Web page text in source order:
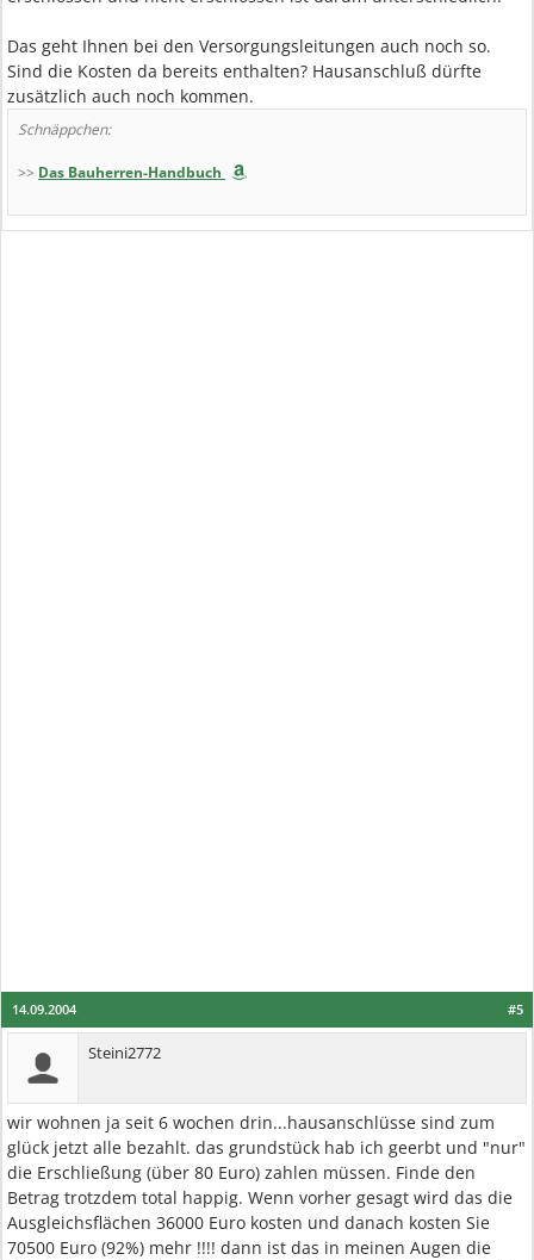
Das geht Ihnen bei den Versorgungsleitungen auch noch so.
Sind die Kosten da bereits enthalten? Hausanschluß dürfte
zusätzlich auch noch kommen.
Schnäppchen:
>> Das Bauherren-Handbuch
#5
14.09.2004
Steini2772
wir wohnen ja seit 6 wochen drin...hausanschlüsse sind zum
glück jetzt alle bezahlt. das grundstück hab ich geerbt und "nur"
die Erschließung (über 80 Euro) zahlen müssen. Finde den
Betrag trotzdem total happig. Wenn vorher gesagt wird das die
Ausgleichsflächen 36000 Euro kosten und danach kosten Sie
70500 Euro (92%) mehr !!!! dann ist das in meinen Augen die